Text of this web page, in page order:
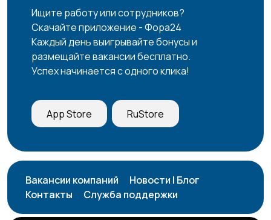
Ищите работу или сотрудников?
Скачайте приложение - Фора24
Каждый день выигрывайте бонусы и
размещайте вакансии бесплатно.
Успех начинается с одного клика!
App Store RuStore
Вакансии компаний
Новости | Блог
Контакты
Служба поддержки